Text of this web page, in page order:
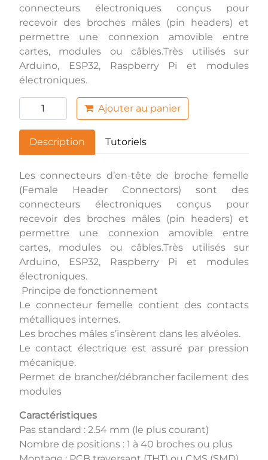
connecteurs électroniques conçus pour
recevoir des broches mâles (pin headers) et
permettre une connexion amovible entre
cartes, modules ou câbles.Très utilisés sur
Arduino, ESP32, Raspberry Pi et modules
électroniques.
Ajouter au panier
Description Tutoriels
Les connecteurs d’en-tête de broche femelle
(Female Header Connectors) sont des
connecteurs électroniques conçus pour
recevoir des broches mâles (pin headers) et
permettre une connexion amovible entre
cartes, modules ou câbles.Très utilisés sur
Arduino, ESP32, Raspberry Pi et modules
électroniques.
Principe de fonctionnement
Le connecteur femelle contient des contacts
métalliques internes.
Les broches mâles s’insèrent dans les alvéoles.
Le contact électrique est assuré par pression
mécanique.
Permet de brancher/débrancher facilement des
modules
Caractéristiques
Pas standard : 2.54 mm (le plus courant)
Nombre de positions : 1 à 40 broches ou plus